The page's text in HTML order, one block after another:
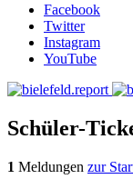
Facebook
Twitter
Instagram
YouTube
Schüler-
1 Meldungen zur